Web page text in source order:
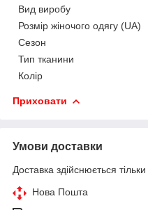
Вид виробу
Розмір жіночого одягу (UA)
Сезон
Тип тканини
Колір
Приховати
Умови доставки
Доставка здійснюється
Нова Пошта